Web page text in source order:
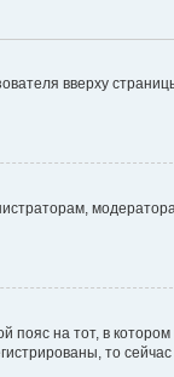
вверху
пояс на тот, в котором
то